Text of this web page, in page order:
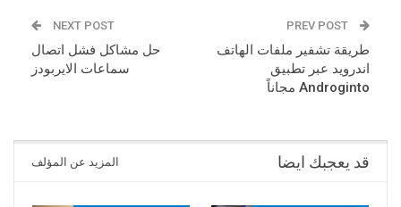
طريقة تشفير ملفات الهاتف
اندرويد عبر تطبيق
Androginto مجاناً
NEXT POST
حل مشاكل فشل اتصال
سماعات الايربودز
قد يعجبك ايضا المزيد عن المؤلف